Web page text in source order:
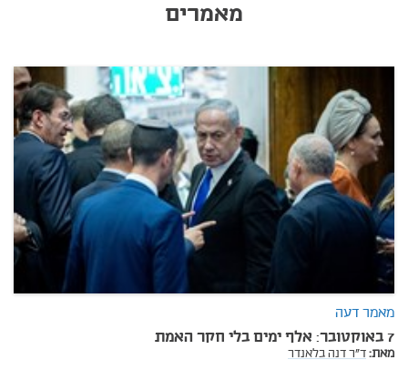
מאמרים
מאמר דעה
7 באוקטובר: אלף ימים בלי חקר האמת
מאת:ד"ר דנה בלאנדר